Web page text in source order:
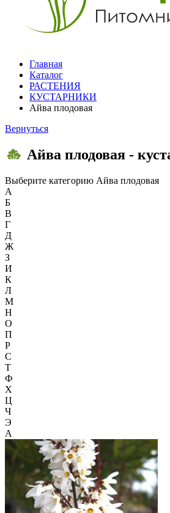
Главная
Каталог
РАСТЕНИЯ
КУСТАРНИКИ
Айва плодовая
Вернуться
Айва плодовая -
Выберите категорию Айва плодовая
А
Б
В
Г
Д
Ж
З
И
К
Л
М
Н
О
П
Р
С
Т
Ф
Х
Ц
Ч
Э
А